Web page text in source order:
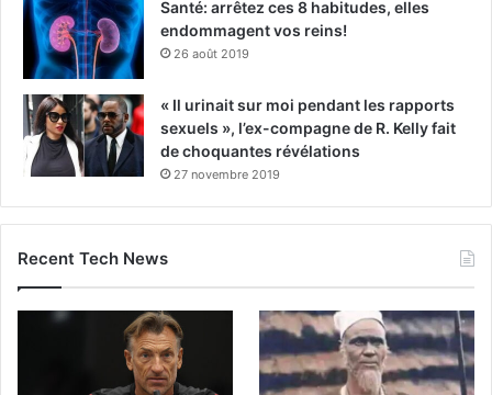
Santé: arrêtez ces 8 habitudes, elles
endommagent vos reins!
26 août 2019
« Il urinait sur moi pendant les rapports
sexuels », l’ex-compagne de R. Kelly fait
de choquantes révélations
27 novembre 2019
Recent Tech News